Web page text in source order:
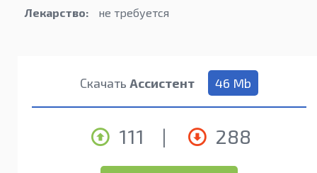
Лекарство: не требуется
Скачать Ассистент 46 Mb
111 | 288